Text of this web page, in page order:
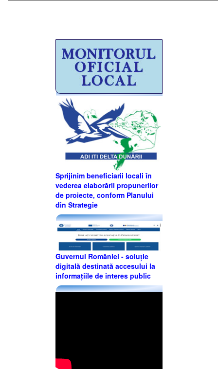
Sprijinim beneficiarii locali în
vederea elaborării propunerilor
de proiecte, conform Planului
din Strategie
Guvernul României - soluție
digitală destinată accesului la
informațiile de interes public